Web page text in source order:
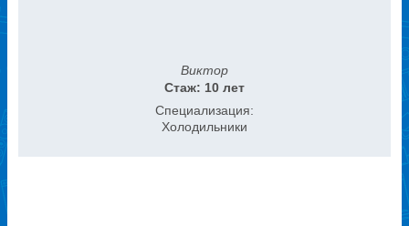
Виктор
Стаж: 10 лет
Специализация:
Холодильники